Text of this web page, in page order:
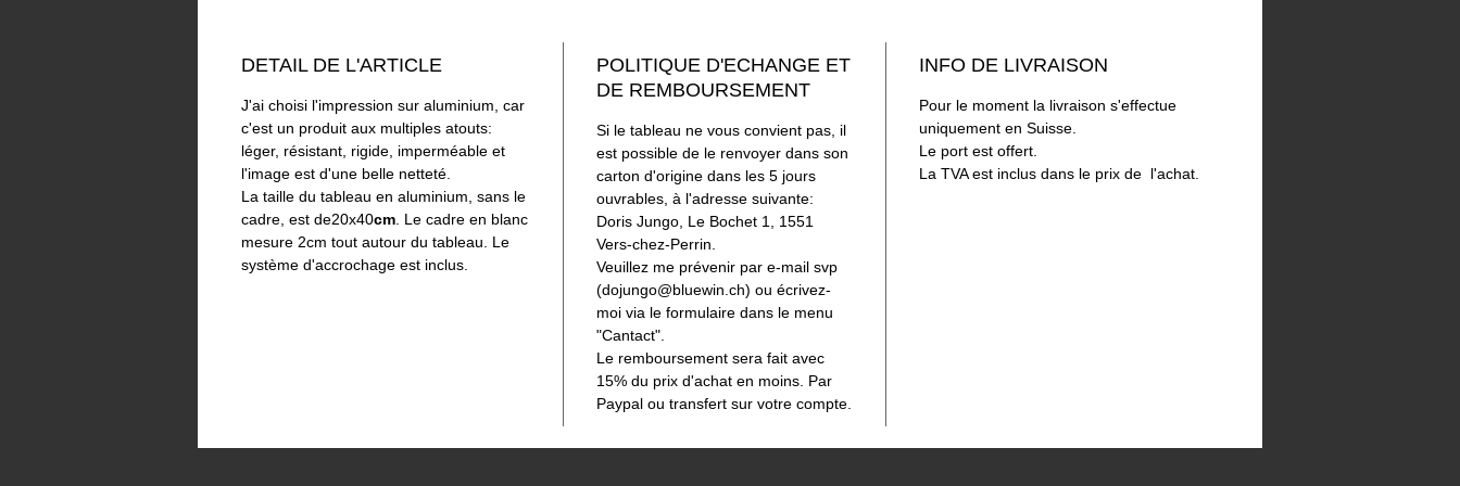
DETAIL DE L'ARTICLE
J'ai choisi l'impression sur aluminium, car
c'est un produit aux multiples atouts:
léger, résistant, rigide, imperméable et
l'image est d'une belle netteté.
La taille du tableau en aluminium, sans le
cadre, est de20x40cm . Le cadre en blanc
mesure 2cm tout autour du tableau. Le
système d'accrochage est inclus.
POLITIQUE D'ECHANGE ET
DE REMBOURSEMENT
Si le tableau ne vous convient pas, il
est possible de le renvoyer dans son
carton d'origine dans les 5 jours
ouvrables, à l'adresse suivante:
Doris Jungo, Le Bochet 1, 1551
Vers-chez-Perrin.
Veuillez me prévenir par e-mail svp
(dojungo@bluewin.ch) ou écrivez-
moi via le formulaire dans le menu
"Cantact".
Le remboursement sera fait avec
15% du prix d'achat en moins. Par
Paypal ou transfert sur votre compte.
INFO DE LIVRAISON
Pour le moment la livraison s'effectue
uniquement en Suisse.
Le port est offert.
La TVA est inclus dans le prix de l'achat.